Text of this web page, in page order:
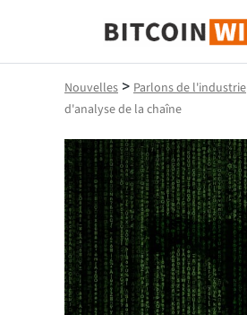
Bitcoin Sagesse
Nouvelles > Parlons de l'industrie
d'analyse de la chaîne